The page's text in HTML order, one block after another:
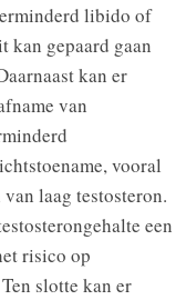
libido of
kan gepaard gaan
kan er
van
vooral
laag testosteron.
een
risico op
slotte kan er